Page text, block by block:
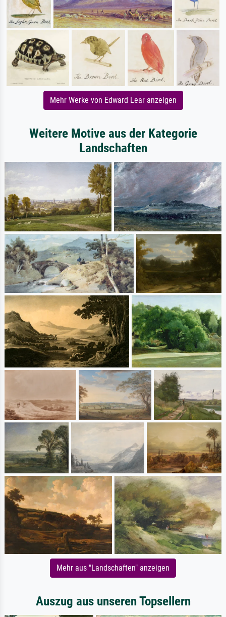
Mehr Werke von Edward Lear anzeigen
Weitere Motive aus der Kategorie
Landschaften
Mehr aus "Landschaften" anzeigen
Auszug aus unseren Topsellern